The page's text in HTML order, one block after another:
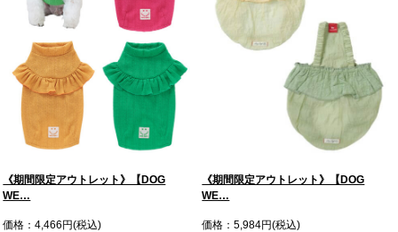
《期間限定アウトレット》【DOG
WE…
価格：4,466円(税込)
《期間限定アウトレット》【DOG
WE…
価格：5,984円(税込)